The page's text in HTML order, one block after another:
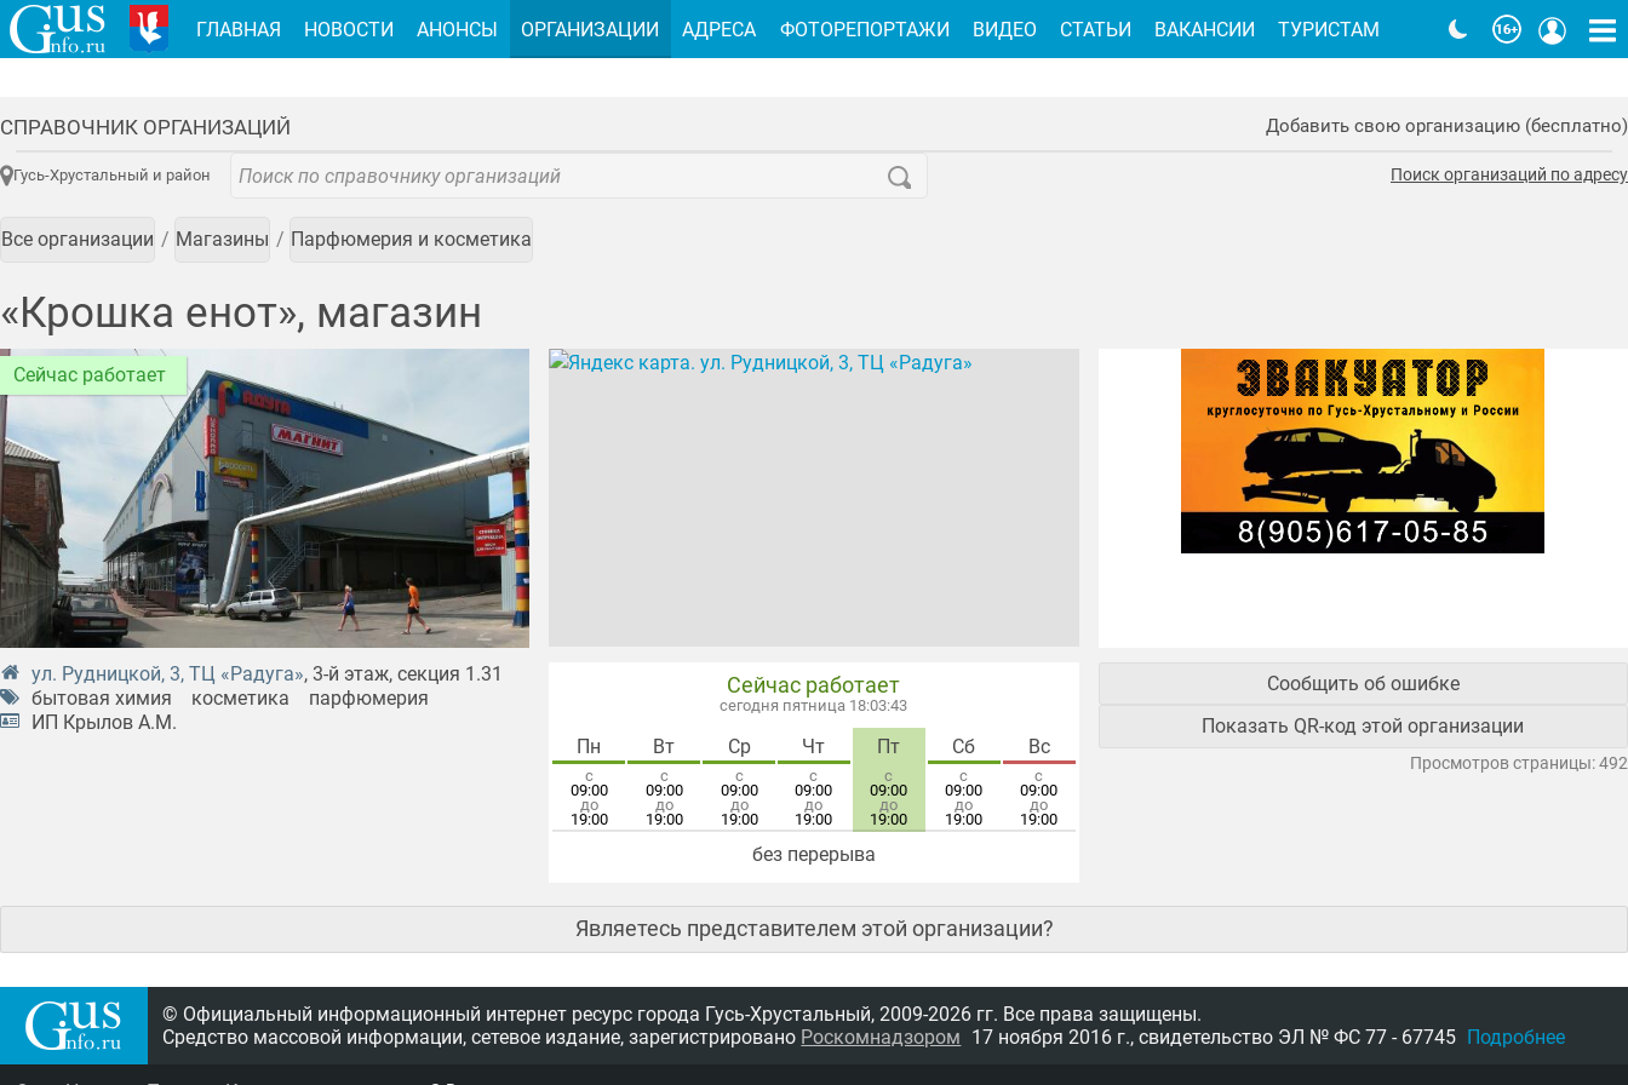
СПРАВОЧНИК ОРГАНИЗАЦИЙ Добавить свою организацию (бесплатно)
Гусь-Хрустальный и район Поиск организаций по адресу
Все организации Магазины Парфюмерия и косметика
«Крошка енот», магазин
Сейчас работает
ул. Рудницкой, 3, ТЦ «Радуга», 3-й этаж, секция 1.31
бытовая химия
косметика
парфюмерия
ИП Крылов А.М.
Сейчас работает
сегодня пятница 18:03:44
Пн
с
09:00
до
19:00
Вт
с
09:00
до
19:00
Ср
с
09:00
до
19:00
Чт
с
09:00
до
19:00
Пт
с
09:00
до
19:00
Сб
с
09:00
до
19:00
Вс
с
09:00
до
19:00
без перерыва
Сообщить об ошибке
Показать QR-код этой организации
Просмотров страницы: 492
Являетесь представителем этой организации?
ГЛАВНАЯ НОВОСТИ АНОНСЫ ОРГАНИЗАЦИИ АДРЕСА ФОТОРЕПОРТАЖИ ВИДЕО СТАТЬИ ВАКАНСИИ ТУРИСТАМ
© Официальный информационный интернет ресурс города Гусь-Хрустальный, 2009-2026 гг. Все права защищены.
Средство массовой информации, сетевое издание, зарегистрировано Роскомнадзором 17 ноября 2016 г., свидетельство ЭЛ № ФС 77 - 67745 Подробнее